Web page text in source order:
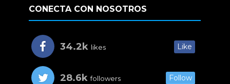
CONECTA CON NOSOTROS
34.2k likes Like
28.6k followers Follow